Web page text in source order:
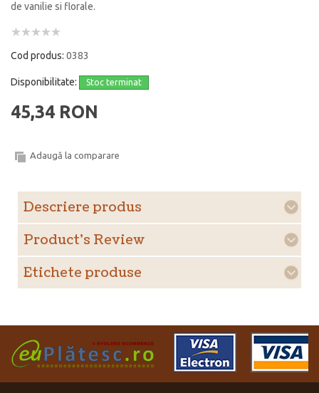
de vanilie si florale.
Cod produs: 0383
Disponibilitate: Stoc terminat
45,34 RON
Adaugă la comparare
Descriere produs
Product's Review
Etichete produse